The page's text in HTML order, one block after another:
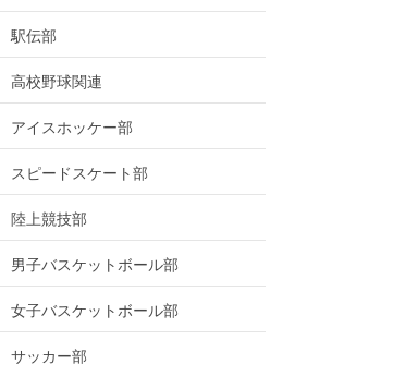
駅伝部
高校野球関連
アイスホッケー部
スピードスケート部
陸上競技部
男子バスケットボール部
女子バスケットボール部
サッカー部